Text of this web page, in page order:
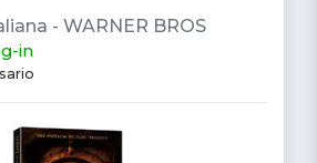
- WARNER BROS
in